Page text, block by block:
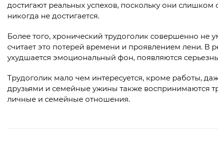
достигают реальных успехов, поскольку они
никогда не достигается.
Более того, хронический трудоголик совершенно не
считает это потерей времени и проявлением лени. В
ухудшается эмоциональный фон, появляются
Трудоголик мало чем интересуется, кроме работы,
друзьями и семейные ужины также воспринимаются
личные и семейные отношения.